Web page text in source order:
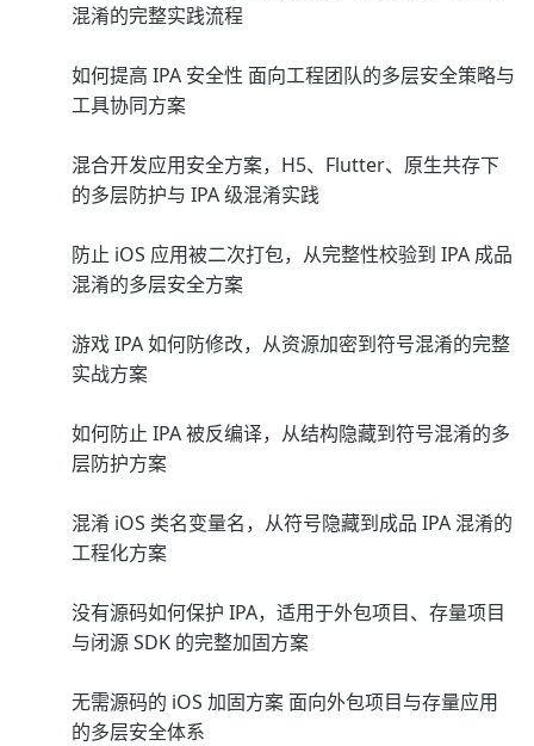
混淆的完整实践流程
如何提高 IPA 安全性 面向工程团队的多层安全策略与
工具协同方案
混合开发应用安全方案，H5、Flutter、原生共存下
的多层防护与 IPA 级混淆实践
防止 iOS 应用被二次打包，从完整性校验到 IPA 成品
混淆的多层安全方案
游戏 IPA 如何防修改，从资源加密到符号混淆的完整
实战方案
如何防止 IPA 被反编译，从结构隐藏到符号混淆的多
层防护方案
混淆 iOS 类名变量名，从符号隐藏到成品 IPA 混淆的
工程化方案
没有源码如何保护 IPA，适用于外包项目、存量项目
与闭源 SDK 的完整加固方案
无需源码的 iOS 加固方案 面向外包项目与存量应用
的多层安全体系